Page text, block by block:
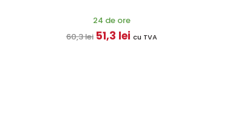
24 de ore
60,3 lei 51,3 lei cu TVA